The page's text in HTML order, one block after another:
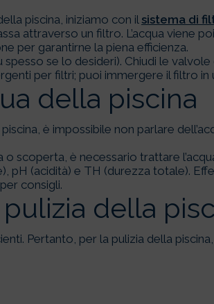
piscina, iniziamo con il sistema di
attraverso un filtro. L’acqua viene
per garantirne la piena efficienza.
spesso se lo desideri). Chiudi le
per filtri; puoi immergere il filtro
della piscina
è impossibile non parlare
scoperta, è necessario trattare
pH (acidità) e TH (durezza totale).
consigli.
della
Pertanto, per la pulizia della